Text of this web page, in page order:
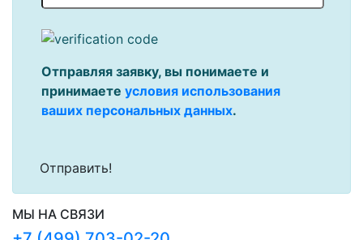
Отправляя заявку, вы понимаете и
принимаете условия использования
ваших персональных данных.
МЫ НА СВЯЗИ